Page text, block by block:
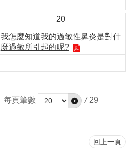
20
我怎麼知道我的過敏性鼻炎是對什
麼過敏所引起的呢?
每頁筆數
/ 29
回上一頁